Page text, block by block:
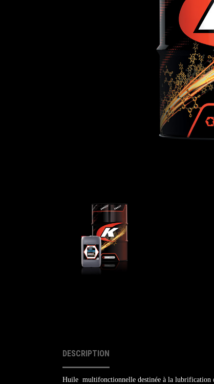
DESCRIPTION
Huile multifonctionnelle destinée à la lubrification